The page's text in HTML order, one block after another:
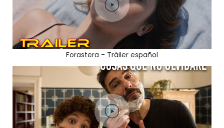
Forastera - Tráiler español